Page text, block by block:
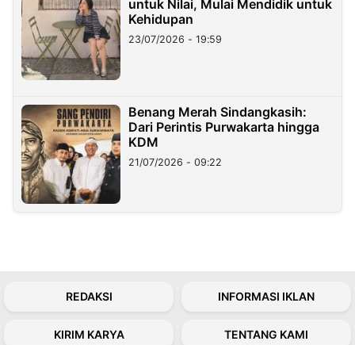
untuk Nilai, Mulai Mendidik untuk
Kehidupan
23/07/2026 - 19:59
Benang Merah Sindangkasih:
Dari Perintis Purwakarta hingga
KDM
21/07/2026 - 09:22
REDAKSI INFORMASI IKLAN
KIRIM KARYA TENTANG KAMI